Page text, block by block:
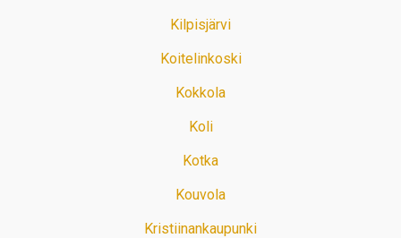
Kilpisjärvi
Koitelinkoski
Kokkola
Koli
Kotka
Kouvola
Kristiinankaupunki